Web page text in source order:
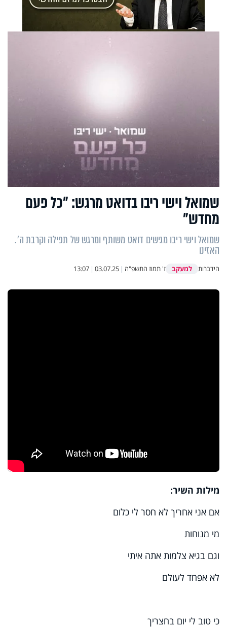
שמואל וישי ריבו בדואט מרגש: "כל פעם
מחדש"
שמואל וישי ריבו מגישים דואט משותף ומרגש של תפילה וקרבת ה'.
האזינו
הידברות למעקב ז' תמוז התשפ"ה |
03.07.25
|
13:07
מילות השיר:
אם אני אחריך לא חסר לי כלום
מי מנוחות
וגם בגיא צלמות אתה איתי
לא אפחד לעולם
כי טוב לי יום בחצריך